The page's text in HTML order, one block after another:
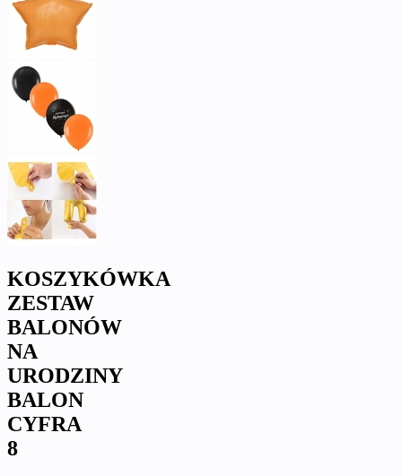
KOSZYKÓWKA
ZESTAW
BALONÓW
NA
URODZINY
BALON
CYFRA
8